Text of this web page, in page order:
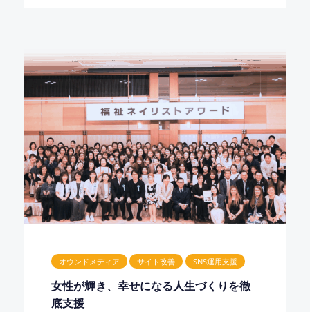
オウンドメディア サイト改善 SNS運用支援
女性が輝き、幸せになる人生づくりを徹
底支援